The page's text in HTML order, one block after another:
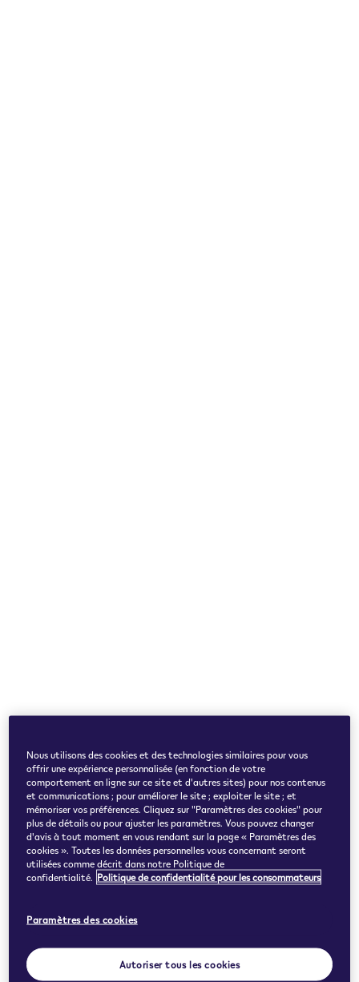
Nous utilisons des cookies et des technologies similaires pour vous
offrir une expérience personnalisée (en fonction de votre
comportement en ligne sur ce site et d'autres sites) pour nos contenus
et communications ; pour améliorer le site ; exploiter le site ; et
mémoriser vos préférences. Cliquez sur "Paramètres des cookies" pour
plus de détails ou pour ajuster les paramètres. Vous pouvez changer
d'avis à tout moment en vous rendant sur la page « Paramètres des
cookies ». Toutes les données personnelles vous concernant seront
utilisées comme décrit dans notre Politique de
confidentialité. Politique de confidentialité pour les consommateurs
Paramètres des cookies
Autoriser tous les cookies